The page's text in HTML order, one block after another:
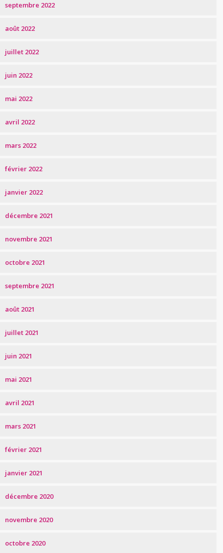
septembre 2022
août 2022
juillet 2022
juin 2022
mai 2022
avril 2022
mars 2022
février 2022
janvier 2022
décembre 2021
novembre 2021
octobre 2021
septembre 2021
août 2021
juillet 2021
juin 2021
mai 2021
avril 2021
mars 2021
février 2021
janvier 2021
décembre 2020
novembre 2020
octobre 2020